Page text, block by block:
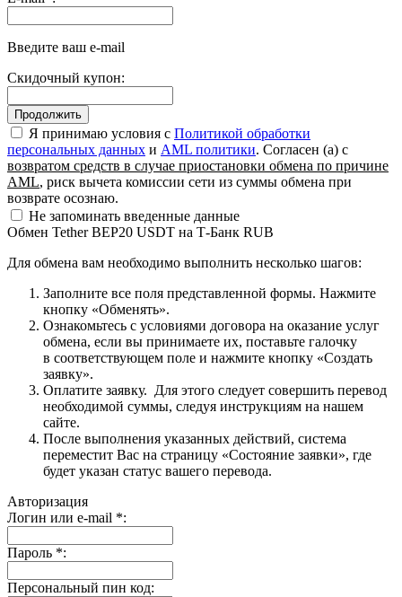
Введите ваш e-mail
Скидочный купон:
Я принимаю условия c Политикой обработки
персональных данных и AML политики. Согласен (а) с
возвратом средств в случае приостановки обмена по причине
AML, риск вычета комиссии сети из суммы обмена при
возврате осознаю.
Не запоминать введенные данные
Обмен Tether BEP20 USDT на Т-Банк RUB
Для обмена вам необходимо выполнить несколько шагов:
Заполните все поля представленной формы. Нажмите
кнопку «Обменять».
Ознакомьтесь с условиями договора на оказание услуг
обмена, если вы принимаете их, поставьте галочку
в соответствующем поле и нажмите кнопку «Создать
заявку».
Оплатите заявку. Для этого следует совершить перевод
необходимой суммы, следуя инструкциям на нашем
сайте.
После выполнения указанных действий, система
переместит Вас на страницу «Состояние заявки», где
будет указан статус вашего перевода.
Авторизация
Логин или e-mail *:
Пароль *:
Персональный пин код: